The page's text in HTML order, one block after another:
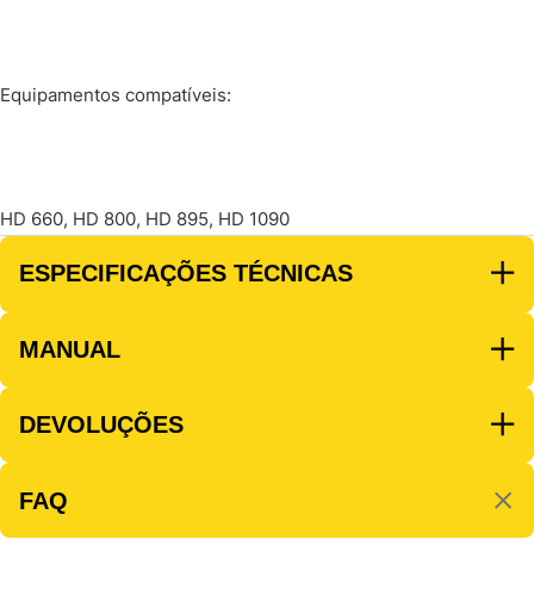
Equipamentos compatíveis:
HD 660, HD 800, HD 895, HD 1090
ESPECIFICAÇÕES TÉCNICAS
MANUAL
DEVOLUÇÕES
FAQ